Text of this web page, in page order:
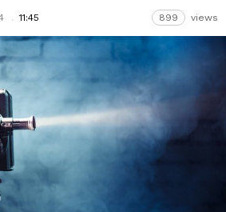
11:45 899 views